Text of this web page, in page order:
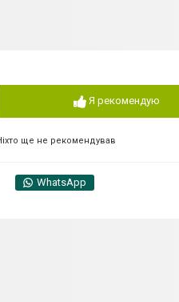
Я рекомендую
ще не рекомендував
WhatsApp